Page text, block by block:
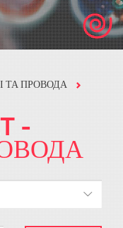
ТА ПРОВОДА
T -